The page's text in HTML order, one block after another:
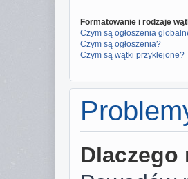
Formatowanie i rodzaje
Czym są ogłoszenia
Czym są ogłoszenia?
Czym są wątki przyklejone?
Dlaczego